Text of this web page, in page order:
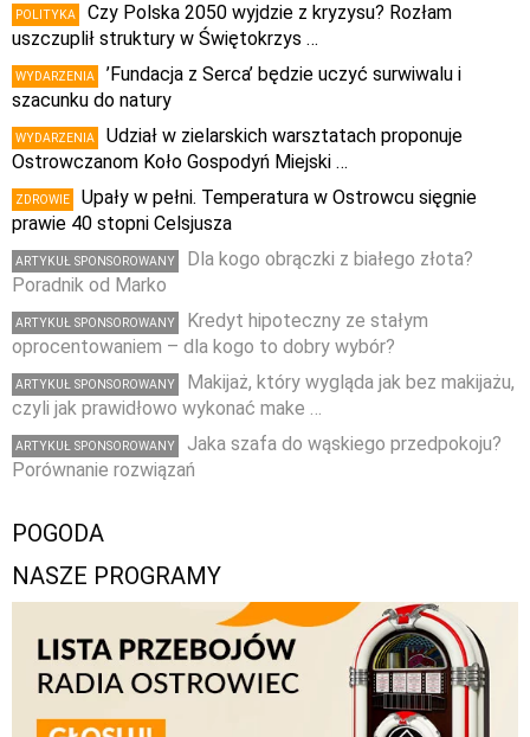
POLITYKA
Czy Polska 2050 wyjdzie z kryzysu? Rozłam
uszczuplił struktury w Świętokrzys …
WYDARZENIA
’Fundacja z Serca’ będzie uczyć surwiwalu i
szacunku do natury
WYDARZENIA
Udział w zielarskich warsztatach proponuje
Ostrowczanom Koło Gospodyń Miejski …
ZDROWIE
Upały w pełni. Temperatura w Ostrowcu sięgnie
prawie 40 stopni Celsjusza
ARTYKUŁ SPONSOROWANY
Dla kogo obrączki z białego złota?
Poradnik od Marko
ARTYKUŁ SPONSOROWANY
Kredyt hipoteczny ze stałym
oprocentowaniem – dla kogo to dobry wybór?
ARTYKUŁ SPONSOROWANY
Makijaż, który wygląda jak bez makijażu,
czyli jak prawidłowo wykonać make …
ARTYKUŁ SPONSOROWANY
Jaka szafa do wąskiego przedpokoju?
Porównanie rozwiązań
POGODA
NASZE PROGRAMY